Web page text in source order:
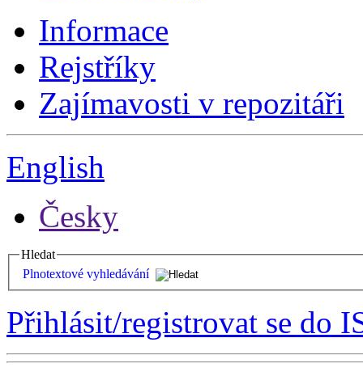
Informace
Rejstříky
Zajímavosti v repozitáři
English
Česky
Hledat
Plnotextové vyhledávání
Přihlásit/registrovat se do